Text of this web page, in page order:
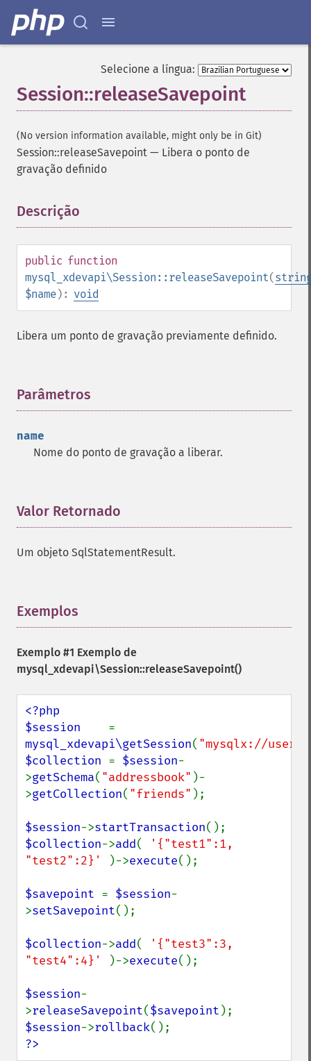
Selecione a língua:
Session::releaseSavepoint
(No version information available, might only be in Git)
Session::releaseSavepoint — Libera o ponto de
gravação definido
Descrição
public function
mysql_xdevapi\Session::releaseSavepoint(
$name): void
Libera um ponto de gravação previamente definido.
Parâmetros
name
Nome do ponto de gravação a liberar.
Valor Retornado
Um objeto SqlStatementResult.
Exemplos
Exemplo #1 Exemplo de
mysql_xdevapi\Session::releaseSavepoint()
<?php
$session
mysql_xdevapi\getSession( "mysqlx://
$collection = $session-
>getSchema( "addressbook" )-
>getCollection( "friends" );
$session->startTransaction
$collection->add(
'{"test1":1,
"test2":2}'
)->execute();
$savepoint = $session-
>setSavepoint();
$collection->add(
'{"test3":3,
"test4":4}'
)->execute();
$session-
>releaseSavepoint($savepoint
$session->rollback
?>